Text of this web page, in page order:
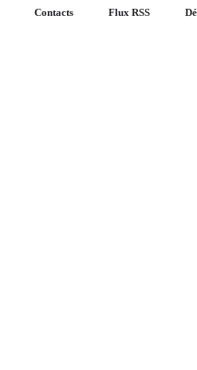
Contacts Flux RSS